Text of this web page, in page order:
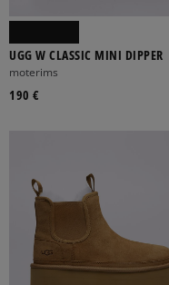
UGG W CLASSIC MINI DIPPER
moterims
190 €